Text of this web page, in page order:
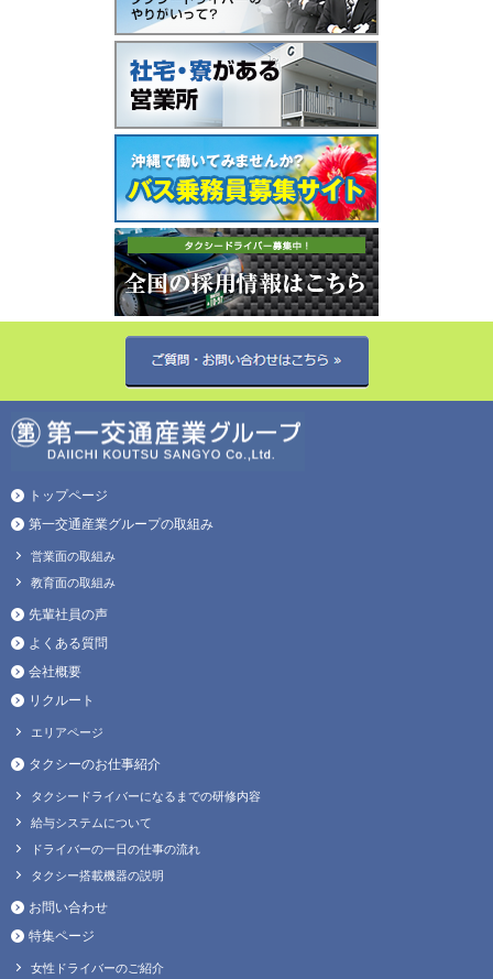
トップページ
第一交通産業グループの取組み
営業面の取組み
教育面の取組み
先輩社員の声
よくある質問
会社概要
リクルート
エリアページ
タクシーのお仕事紹介
タクシードライバーになるまでの研修内容
給与システムについて
ドライバーの一日の仕事の流れ
タクシー搭載機器の説明
お問い合わせ
特集ページ
女性ドライバーのご紹介